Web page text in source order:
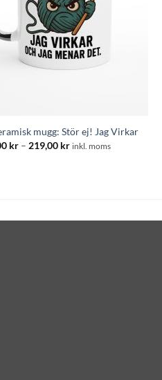
mugg: Stör ej! Jag Virkar
kr – 219,00 krPrisintervall:
inkl. moms